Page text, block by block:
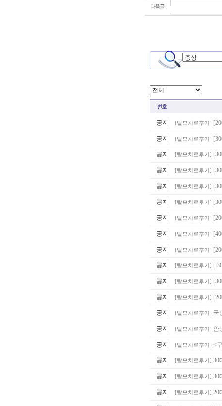
공지 [탈모치료후기 ]
공지 [탈모치료후기 ]
공지 [탈모치료후기 ]
공지 [탈모치료후기 ]
공지 [탈모치료후기 ]
공지 [탈모치료후기 ]
공지 [탈모치료후기 ]
공지 [탈모치료후기 ]
공지 [탈모치료후기 ]
공지 [탈모치료후기 ] [
공지 [탈모치료후기 ]
공지 [탈모치료후기 ]
공지 [탈모치료후기 ] 국
공지 [탈모치료후기 ] 안
공지 [탈모치료후기 ] <
공지 [탈모치료후기 ] 30
공지 [탈모치료후기 ] 30
공지 [탈모치료후기 ] 20